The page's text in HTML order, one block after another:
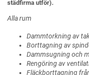
städfirma utför).
Alla rum
Dammtorkning av
Borttagning av
Dammsugning och
Rengöring av
Fläckborttagning